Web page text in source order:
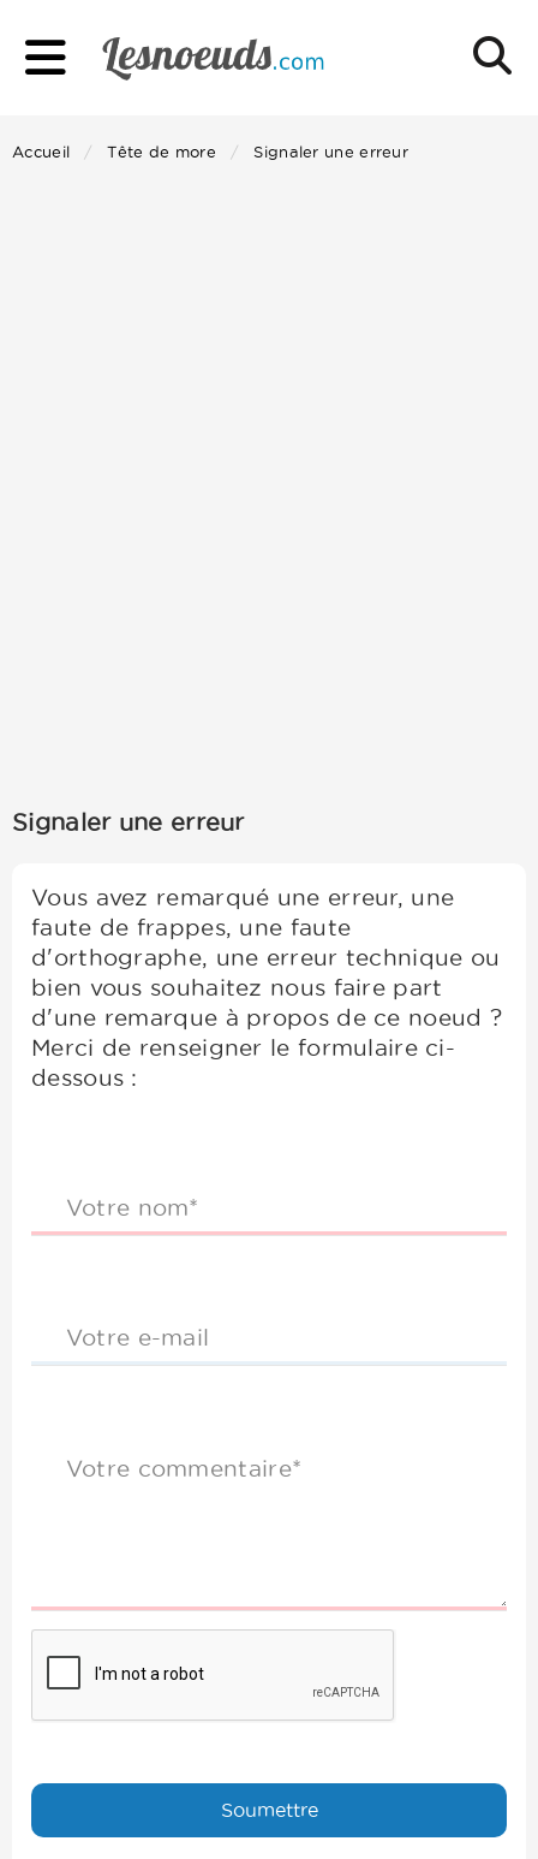
Accueil Tête de more Signaler une erreur
Signaler une erreur
Vous avez remarqué une erreur, une
faute de frappes, une faute
d'orthographe, une erreur technique ou
bien vous souhaitez nous faire part
d'une remarque à propos de ce noeud ?
Merci de renseigner le formulaire ci-
dessous :
Votre nom*
Votre e-mail
Votre commentaire*